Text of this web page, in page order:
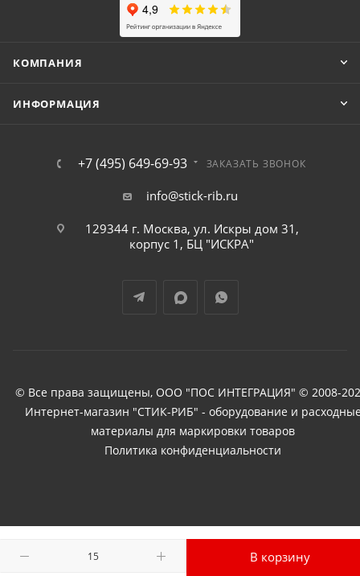
В корзину
КОМПАНИЯ
ИНФОРМАЦИЯ
+7 (495) 649-69-93 ЗАКАЗАТЬ ЗВОНОК
info@stick-rib.ru
129344 г. Москва, ул. Искры дом 31,
корпус 1, БЦ "ИСКРА"
© Все права защищены, ООО "ПОС ИНТЕГРАЦИЯ" © 2008-
Интернет-магазин "СТИК-РИБ" - оборудование и
материалы для маркировки товаров
Политика конфиденциальности